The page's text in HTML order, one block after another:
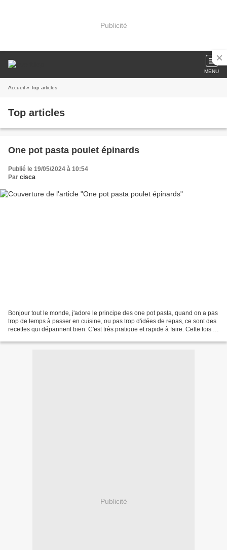
Publicité
MENU
Accueil » Top articles
Top articles
One pot pasta poulet épinards
Publié le 19/05/2024 à 10:54
Par cisca
Bonjour tout le monde, j'adore le principe des one pot pasta, quand on a pas
trop de temps à passer en cuisine, ou pas trop d'idées de repas, ce sont des
recettes qui dépannent bien. C'est très pratique et rapide à faire. Cette fois ci
Publicité